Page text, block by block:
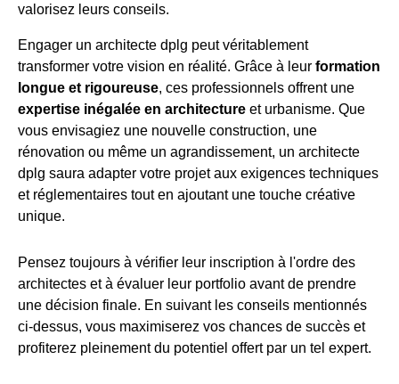
valorisez leurs conseils.
Engager un architecte dplg peut véritablement
transformer votre vision en réalité. Grâce à leur formation
longue et rigoureuse, ces professionnels offrent une
expertise inégalée en architecture et urbanisme. Que
vous envisagiez une nouvelle construction, une
rénovation ou même un agrandissement, un architecte
dplg saura adapter votre projet aux exigences techniques
et réglementaires tout en ajoutant une touche créative
unique.
Pensez toujours à vérifier leur inscription à l'ordre des
architectes et à évaluer leur portfolio avant de prendre
une décision finale. En suivant les conseils mentionnés
ci-dessus, vous maximiserez vos chances de succès et
profiterez pleinement du potentiel offert par un tel expert.